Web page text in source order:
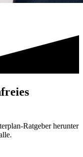
Ratgeber herunter